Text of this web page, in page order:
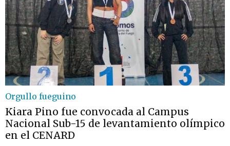
Orgullo fueguino
Kiara Pino fue convocada al Campus
Nacional Sub-15 de levantamiento olímpico
en el CENARD